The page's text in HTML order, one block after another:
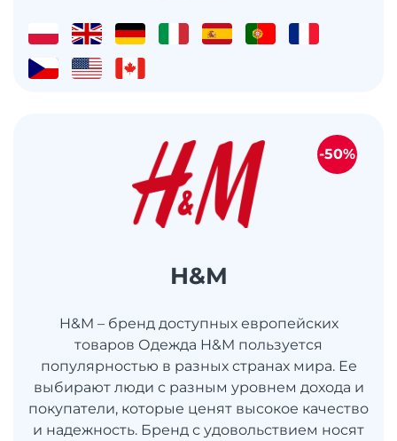
H&M
H&M – бренд доступных европейских
товаров Одежда H&M пользуется
популярностью в разных странах мира. Ее
выбирают люди с разным уровнем дохода и
покупатели, которые ценят высокое качество
и надежность. Бренд с удовольствием носят
-50%